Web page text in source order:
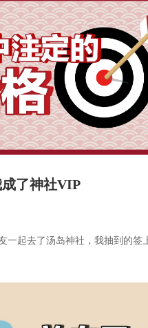
成了神社VIP
一起去了汤岛神社，我抽到的签